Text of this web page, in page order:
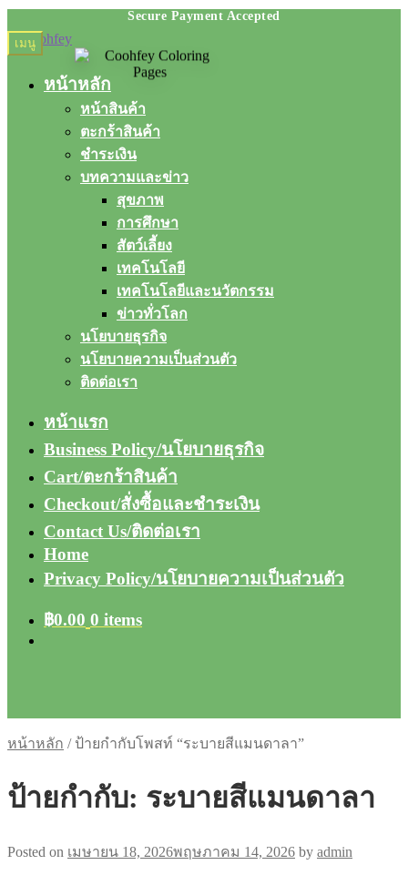
Skip
to
Skip
to
เมนู
หน้าหลัก
หน้าสินค้า
ตะกร้าสินค้า
ชำระเงิน
บทความและข่าว
สุขภาพ
การศึกษา
สัตว์เลี้ยง
เทคโนโลยี
เทคโนโลยีและนวัตกรรม
ข่าวทั่วโลก
นโยบายธุรกิจ
นโยบายความเป็นส่วนตัว
ติดต่อเรา
หน้าแรก
Business Policy/นโยบายธุรกิจ
Cart/ตะกร้าสินค้า
Checkout/สั่งซื้อและชำระเงิน
Contact Us/ติดต่อเรา
Home
Privacy Policy/นโยบายความเป็นส่วนตัว
฿0.00 0 items
หน้าหลัก / ป้ายกำกับโพสท์ “ระบายสีแมนดาลา”
ป้ายกำกับ: ระบายสีแมนดาลา
Posted on เมษายน 18, 2026พฤษภาคม 14, 2026 by admin